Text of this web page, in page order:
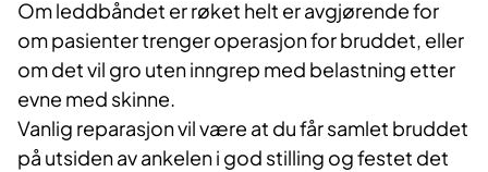
Om leddbåndet er røket helt er avgjørende for
om pasienter trenger operasjon for bruddet, eller
om det vil gro uten inngrep med belastning etter
evne med skinne.
Vanlig reparasjon vil være at du får samlet bruddet
på utsiden av ankelen i god stilling og festet det